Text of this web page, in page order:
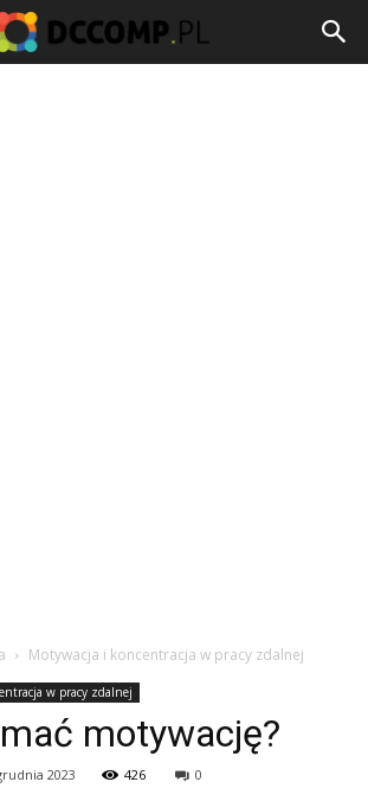
Motywacja i koncentracja w pracy zdalnej
w pracy zdalnej
motywację?
2023 426 0